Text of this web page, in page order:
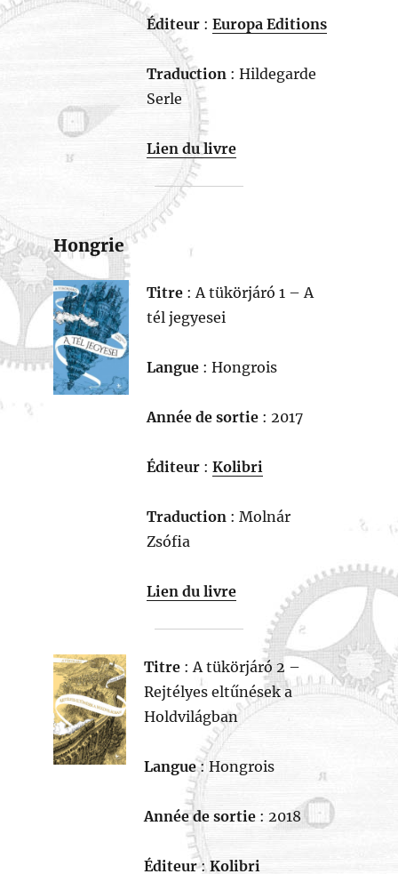
Éditeur: Europa Editions
Traduction : Hildegarde
Serle
Lien du livre
Hongrie
Titre: A tükörjáró 1 – A
tél jegyesei
Langue: Hongrois
Année de sortie : 2017
Éditeur: Kolibri
Traduction : Molnár
Zsófia
Lien du livre
Titre: A tükörjáró 2 –
Rejtélyes eltűnések a
Holdvilágban
Langue: Hongrois
Année de sortie : 2018
Éditeur:Kolibri